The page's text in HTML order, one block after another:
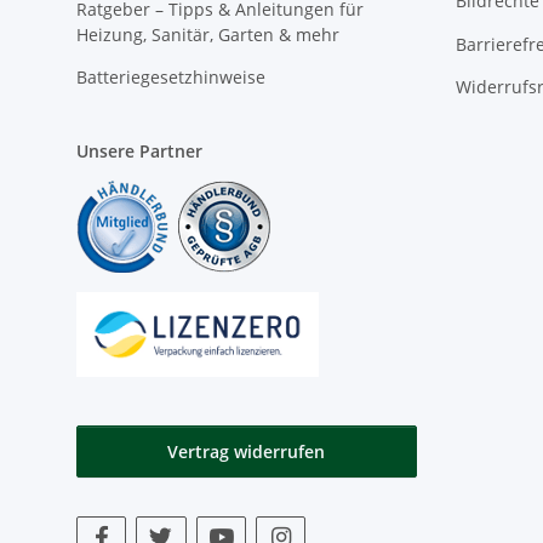
Ratgeber – Tipps & Anleitungen für
Heizung, Sanitär, Garten & mehr
Batteriegesetzhinweise
Unsere Partner
Vertrag widerrufen